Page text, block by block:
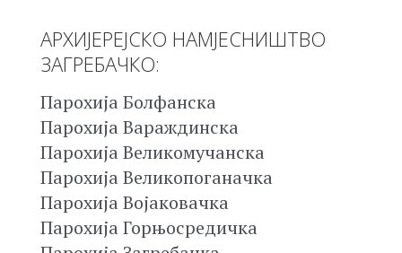
АРХИЈЕРЕЈСКО НАМЈЕСНИШТВО
ЗАГРЕБАЧКО:
Парохија Болфанска
Парохија Вараждинска
Парохија Великомучанска
Парохија Великопоганачка
Парохија Војаковачка
Парохија Горњосредичка